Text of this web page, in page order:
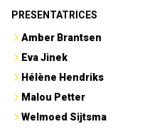
PRESENTATRICES
Amber Brantsen
Eva Jinek
Hélène Hendriks
Malou Petter
Welmoed Sijtsma